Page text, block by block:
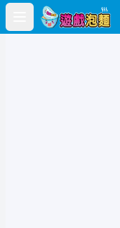
Open main menu